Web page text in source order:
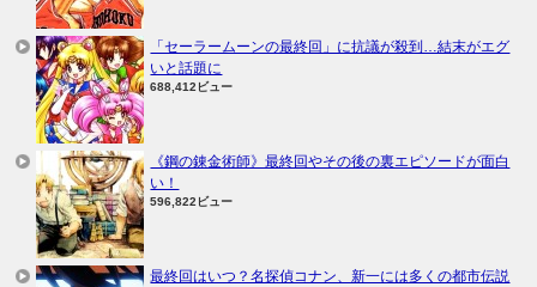
「セーラームーンの最終回」に抗議が殺到…結末がエグ
いと話題に
688,412ビュー
《鋼の錬金術師》最終回やその後の裏エピソードが面白
い！
596,822ビュー
最終回はいつ？名探偵コナン、新一には多くの都市伝説